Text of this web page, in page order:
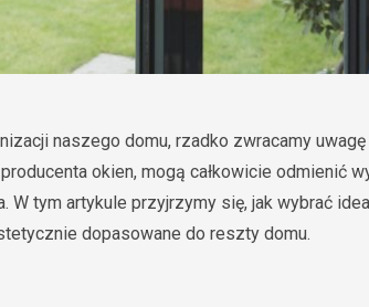
naszego domu, rzadko zwracamy
okien, mogą całkowicie odmienić
W tym artykule przyjrzymy się, jak wybrać
dopasowane do reszty domu.